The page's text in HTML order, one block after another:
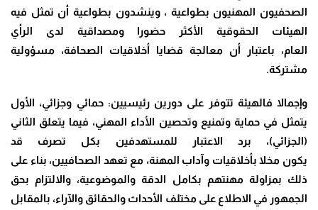
الصحفيون المهنيون بطواعية ، وينشدون بطواعية أن تمثل فيه
الهيئات الحقوقية الأكثر حضورا ومصداقية لدى الرأي
العام، باعتبار أن معالجة قضايا أخلاقيات الصحافة، مسؤولية
مشتركة.
وإجمالا فالهيئة تتوفر على دورين رئيسيين: حمائي وجزائي، الأول
يتمثل في حماية وتمنيع وتحصين الأداء المهني، فيما يتعلق الثاني
(الجزائي)، برد الاعتبار للمستهدفين بكل تصرف قد
يكون مخلا بأخلاقيات وآداب المهنة، مع تعهد الصحافيين، بناء على
ذلك بمزاولة مهنتهم بكامل الدقة والموضوعية، والالتزام بحق
الجمهور في الاطلاع على مختلف الأحداث والحقائق والآراء، بالمقابل